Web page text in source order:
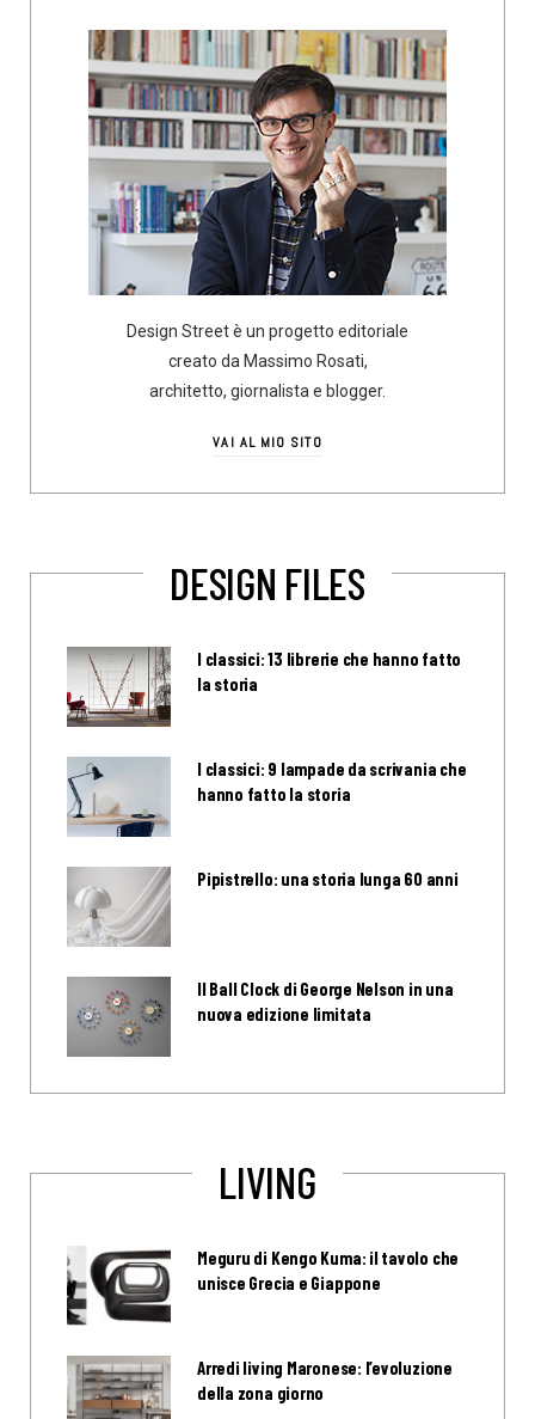
Design Street è un progetto editoriale
creato da Massimo Rosati,
architetto, giornalista e blogger.
VAI AL MIO SITO
DESIGN FILES
I classici: 13 librerie che hanno fatto
la storia
I classici: 9 lampade da scrivania che
hanno fatto la storia
Pipistrello: una storia lunga 60 anni
Il Ball Clock di George Nelson in una
nuova edizione limitata
LIVING
Meguru di Kengo Kuma: il tavolo che
unisce Grecia e Giappone
Arredi living Maronese: l’evoluzione
della zona giorno